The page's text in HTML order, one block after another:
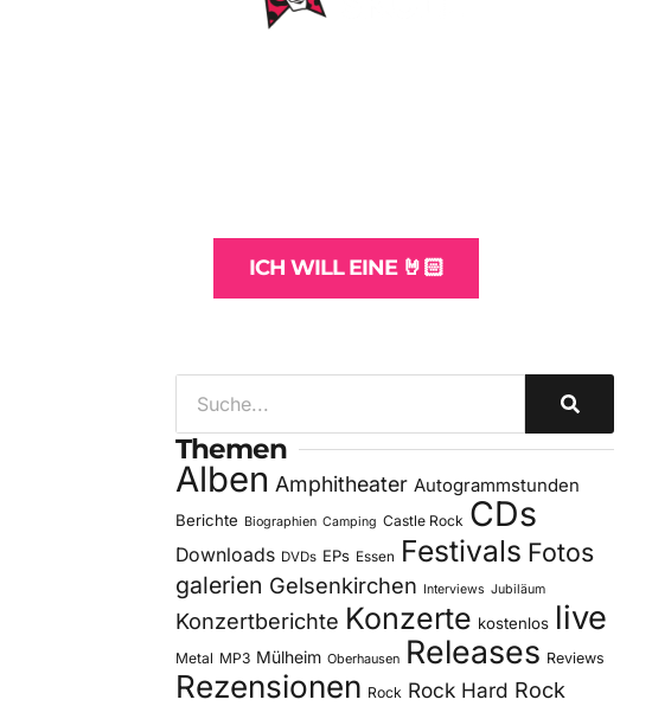
ICH WILL EINE 🤘🏻
Themen
Alben Amphitheater Autogrammstunden
Berichte Biographien Camping Castle Rock CDs
Downloads DVDs EPs Essen Festivals Fotos
galerien Gelsenkirchen Interviews Jubiläum
Konzertberichte Konzerte kostenlos live
Metal MP3 Mülheim Oberhausen Releases Reviews
Rezensionen Rock Rock Hard Rock